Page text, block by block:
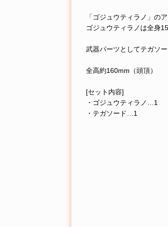
「ゴジュウティラノ」の
ゴジュウティラノは全身
武器パーツとしてテガソー
全高約160mm（頭頂）
[セット内容]
・ゴジュウティラノ…1
・テガソード…1